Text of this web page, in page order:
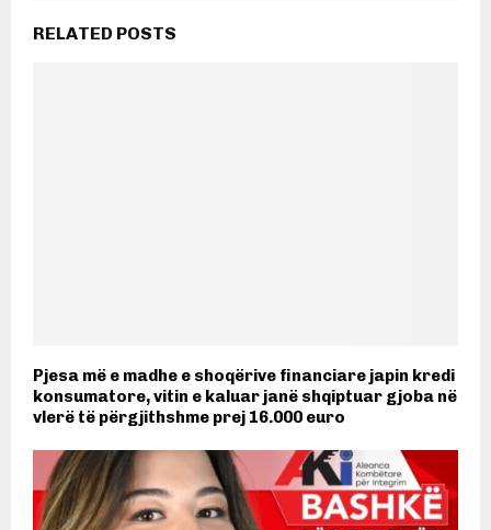
RELATED POSTS
Pjesa më e madhe e shoqërive financiare japin kredi
konsumatore, vitin e kaluar janë shqiptuar gjoba në
vlerë të përgjithshme prej 16.000 euro